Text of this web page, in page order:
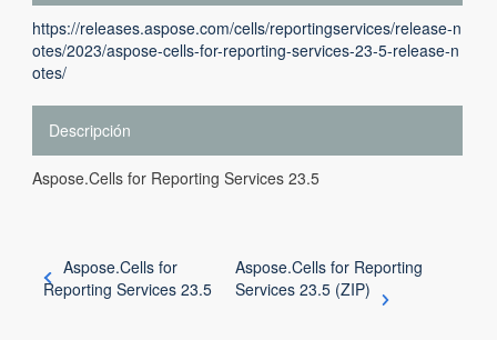
https://releases.aspose.com/cells/reportingservices/release-n
otes/2023/aspose-cells-for-reporting-services-23-5-release-n
otes/
Descripción
Aspose.Cells for Reporting Services 23.5
Aspose.Cells for
Reporting Services 23.5
Aspose.Cells for Reporting
Services 23.5 (ZIP)